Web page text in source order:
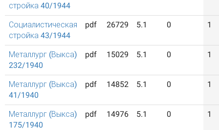
стройка 40/1944
Социалистическая
стройка 43/1944
pdf 26729 5.1 0 1
Металлург (Выкса)
232/1940
pdf 15029 5.1 0 1
Металлург (Выкса)
41/1940
pdf 14852 5.1 0 1
Металлург (Выкса)
175/1940
pdf 14976 5.1 0 1